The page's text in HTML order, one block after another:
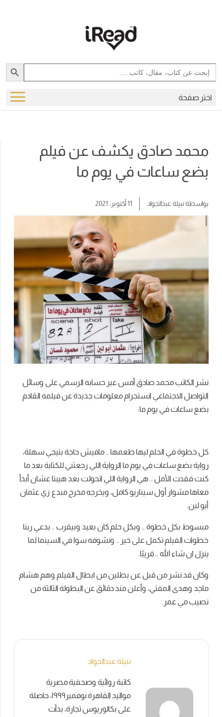
Search
for:
Search Button
اختر صفحة
محمد صادق يكشف عن فيلم
بضع ساعات في يوم ما
بواسطةنبيلة عبدالجواد 11 أكتوبر، 2021
نشر الكاتب محمد صادق أمس عبر حسابه الرسمي على وسائل
التواصل الاجتماعي انستجرام معلومات جديدة عن فيلمه القادم
بضع ساعات في يوم ما:
كل خطوة في الحلم ليها طعمها .. مافيش حاجة بتيجي سهلة،
رواية بضع ساعات في يوم ما الرواية اللي رجعتني للكتابة بعد ما
كنت فقدت الأمل .. هي الرواية اللي اتحولت بعد هيبتا عشان أبدأ
معاها مشوار أول سيناريو كامل، ويخرجه مخرج مبدع زي عثمان
أبو لبن.
مبسوط بكل خطوة .. وبكل حلم كان بعيد وبيقرب .. بدعي ربنا
خطوات الفيلم تكمل على خير .. ونشوفه سوا في السينما لما
ينزل ان شاء الله .. قريبًا.
وكان قد نشر من قبل عن بطلين من ابطال الفيلم وهم هشام
ماجد وهدى المفتي، وأعلن منذ دقائق عن البطولة الثالثة من
نصيب مي عمر.
نبيلة عبدالجواد
كاتبة روائية وصحفية مصرية
مواليد القاهرة نوفمبر١٩٩٩، حاصلة
على بكالوريوس تجارة، بدأت